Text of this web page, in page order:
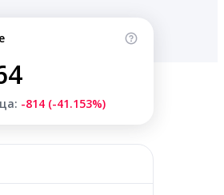
-814 (-41.153%)